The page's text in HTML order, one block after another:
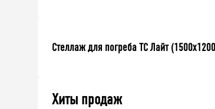
Стеллаж для погреба ТС Лайт
Хиты продаж